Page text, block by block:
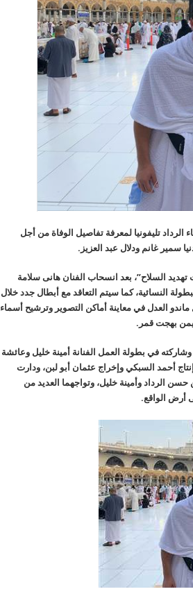
تليفونيا لمعرفة تفاصيل الوفاة من أجل
سمير غانم ودلال عبد العزيز.
السلاح”، بعد انسحاب الفنان هانى سلامة
النسائية، كما سيتم التعاقد مع أبطال جدد خلال
العدل في معاينة أماكن التصوير وترشيح أسماء
بهجت قمر.
في بطولة العمل الفنانة أمينة خليل وعائشة
أحمد السبكي وإخراج عثمان أبو لبن، ودارت
الرداد وأمينة خليل، وتواجهما العديد من
أرض الواقع.